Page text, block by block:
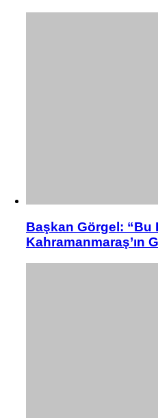
Başkan Görgel: “Bu
Kahramanmaraş’ın